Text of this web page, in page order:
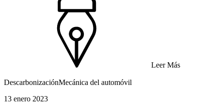
Leer Más
DescarbonizaciónMecánica del automóvil
13 enero 2023